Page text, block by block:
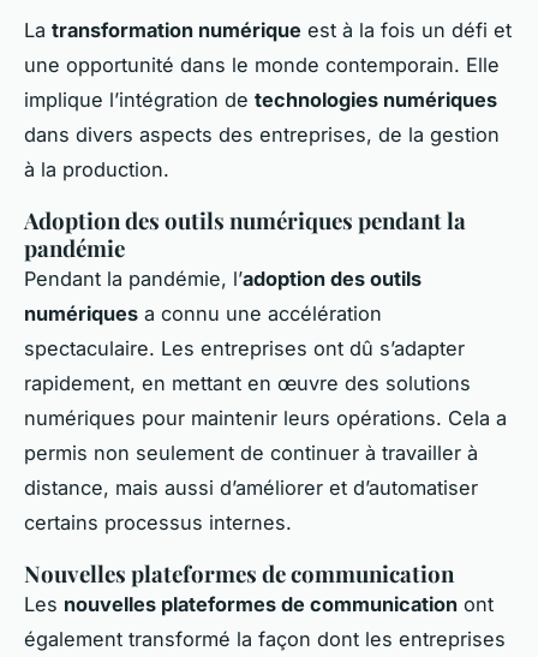
La transformation numérique est à la fois un défi et
une opportunité dans le monde contemporain. Elle
implique l’intégration de technologies numériques
dans divers aspects des entreprises, de la gestion
à la production.
Adoption des outils numériques pendant la
pandémie
Pendant la pandémie, l’adoption des outils
numériques a connu une accélération
spectaculaire. Les entreprises ont dû s’adapter
rapidement, en mettant en œuvre des solutions
numériques pour maintenir leurs opérations. Cela a
permis non seulement de continuer à travailler à
distance, mais aussi d’améliorer et d’automatiser
certains processus internes.
Nouvelles plateformes de communication
Les nouvelles plateformes de communication ont
également transformé la façon dont les entreprises